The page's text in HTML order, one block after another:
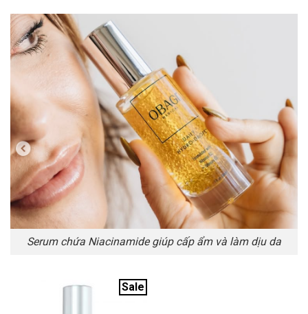
Serum chứa Niacinamide giúp cấp ẩm và làm dịu da
Sale